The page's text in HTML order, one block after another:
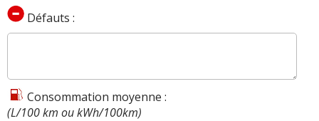
Défauts :
Consommation moyenne :
(L/100 km ou kWh/100km)